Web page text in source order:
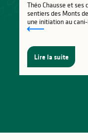
Théo Chausse et ses
sentiers des Monts
une initiation au
Lire la suite